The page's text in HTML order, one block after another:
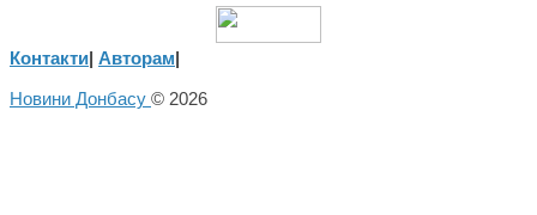
Контакти| Авторам|
Новини Донбасу © 2026